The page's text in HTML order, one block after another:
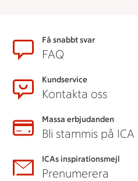
SidfotFå snabbt svar
FAQ
Kundservice
Kontakta oss
Massa erbjudanden
Bli stammis på ICA
ICAs inspirationsmejl
Prenumerera